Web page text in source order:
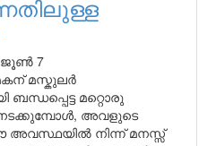
ജൂൺ 7
മസ്കുലർ
ബന്ധപ്പെട്ട മറ്റൊരു
അവളുടെ
അവസ്ഥയിൽ നിന്ന് മനസ്സ്